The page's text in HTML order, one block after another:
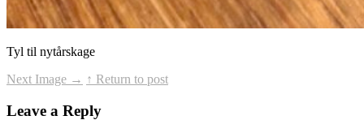
Tyl til nytårskage
Next Image → ↑ Return to post
Leave a Reply